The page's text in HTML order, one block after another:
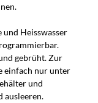
Heisswasser
gebrüht. Zur
einfach nur unter
und
ausleeren.